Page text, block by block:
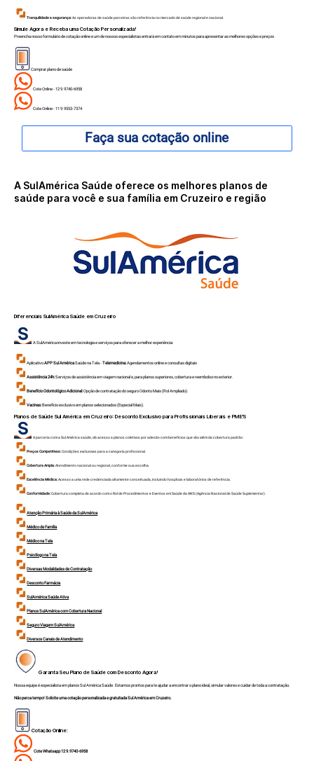
Faça sua cotação online
Tranquilidade e segurança:As operadoras de saúde parceiras são referência no mercado de saúde regional e nacional.
Simule Agora e Receba uma Cotação Personalizada!
Preencha nosso formulário de cotação online e um de nossos especialistas entrará em contato em minutos para apresentar as melhores opções e preços
Comprar plano de saúde
Cote Online - 12 9.9740-6958
Cote Online - 11 9.9553-7374
A SulAmérica Saúde oferece os melhores planos de
saúde para você e sua família em Cruzeiro e região
Diferenciais SulAmérica Saúde emCruzeiro
A SulAmérica investe em tecnologia e serviços para oferecer a melhor experiência:
AplicativoAPP Sul AméricaSaúde na Tela -Telemedicina:Agendamentos online e consultas digitais
Assistência 24h:Serviços de assistência em viagem nacional e, para planos superiores, cobertura e reembolso no exterior.
Benefício Odontológico Adicional:Opção de contratação do seguro Odonto Mais (Rol Ampliado).
Vacinas:Benefício exclusivo em planos selecionados (Especial Mais).
Planos de Saúde Sul América emCruzeiro: Desconto Exclusivo para Profissionais Liberais e PME'S
A parceria com a Sul América saúde, dá acesso a planos coletivos por adesão com benefícios que vão além da cobertura padrão:
Preços Competitivos:Condições exclusivas para a categoria profissional.
Cobertura Ampla:Atendimento nacional ou regional, conforme sua escolha.
Excelência Médica:Acesso a uma rede credenciada altamente conceituada, incluindo hospitais e laboratórios de referência.
Conformidade:Cobertura completa de acordo com o Rol de Procedimentos e Eventos em Saúde da ANS (Agência Nacional de Saúde Suplementar).
Atenção Primária à Saúde da SulAmérica
Médico de Família
Médico na Tela
Psicólogo na Tela
Diversas Modalidades de Contratação
Desconto Farmácia
SulAmérica Saúde Ativa
Planos SulAmérica com Cobertura Nacional
Seguro Viagem SulAmérica
Diversos Canais de Atendimento
Garanta Seu Plano de Saúde com Desconto Agora!
Nossa equipe é especialista em planos Sul América Saúde. Estamos prontos para te ajudar a encontrar o plano ideal, simular valores e cuidar de toda a contratação.
Não perca tempo! Solicite uma cotação personalizada e gratuitada Sul América em Cruzeiro.
Cotação Online:
Cote Whatsapp 12 9.9740-6958